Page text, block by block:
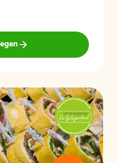
De tapasspiesjesschaal